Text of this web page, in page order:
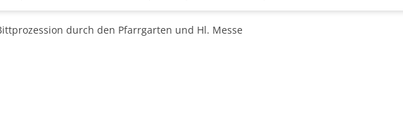
durch den Pfarrgarten und Hl. Messe